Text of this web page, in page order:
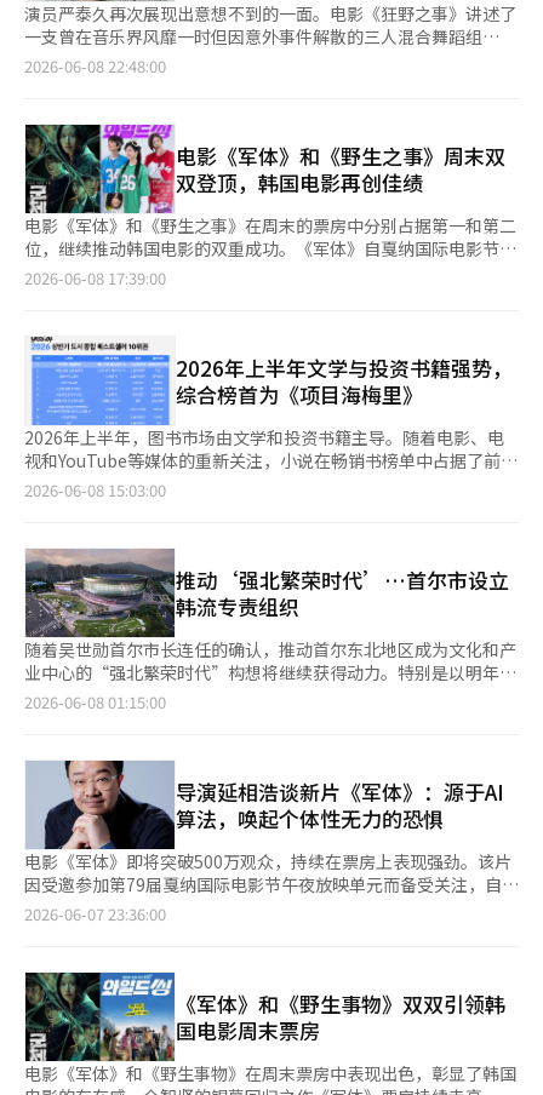
演员严泰久再次展现出意想不到的一面。电影《狂野之事》讲述了
一支曾在音乐界风靡一时但因意外事件解散的三人混合舞蹈组
合“三角形”在20年后重返舞台的喜剧故事。严泰久饰演了梦想成
《唐人街》等黑色电影中以强烈的形象深植人心，而在这部作品
中，他则通过激烈的说唱、偶像表演和不惜一切的喜剧演技展现了
陌生而又令人惊喜的转变。“剧本非常有趣。即使我不参与，这个
剧本也会非常有趣。导演也非常好。因为强东元前辈被选为现宇的
角色，我也想和他一起合作。我想挑战自己，并且想好好消化这个
角色，所以我努力准备了，包括说唱和舞蹈。”准备时间接近5个
月。在拍摄前就开始了说唱和舞蹈的练习，每当拍摄中有空档时，
就会去练习室。由于觉得电影公司提供的准备过程不够，他想要更
摄中有空档时，我就去练习说唱和舞蹈。我想更加努力，所以比电
影公司准备的内容多做了一些，因为我觉得不够。”尚久是“三角
形”的主说唱歌手，但讽刺的是，他并不是一个说唱非常出色的
人。严泰久反而将这一点视为与角色的契合之处。他努力想要做
好，但总是显得有些笨拙。他认为这种不协调感造就了尚久的幽默
和感伤。“在说唱方面，我几乎完全依赖老师。老师让我怎么做我
就怎么做。尚久这个角色并不是一个说唱非常出色的人。在5个月
的时间里，我真的很努力，虽然不可能做到非常好，但我觉得这与
好的感觉。”他从发声到节奏感、手势等逐一学习。起初感到生
疏，但不知不觉中发现自己在模仿老师的语气和手势。由于训练没
有明确的结束时间，他只能不断尝试。“发声练习是从如何发声开
始的，和老师一起做。节奏感起初也很生疏，但我努力去做。后来
在和老师们交流时，发现老师们有自己特有的手势和语气。我不知
不觉中开始模仿，感觉自然流露出来时很开心。因为没有明确的终
点，所以我只能不断努力。”尚久的舞台在现场也有即兴变化。随
着服装和假发的加入，角色的可爱面得以展现，严泰久不得不突然
有人说尚久如果更可爱就更好。但因为没有练习过，所以当说要拍
摄时，我感到非常恐慌。一个从未做过那种表情的人突然这样做会
显得很奇怪。所以我心里想着‘如果不可爱，那就宁愿死去’。我
做了我能做的所有可爱的动作，似乎就是眨眼。没有准备过的动
作，都是从某个地方看到的。”在舞台上，所需的不是尴尬，而是
必须完成的心态。严泰久认为，面对镜头和情境时，必须尽力而
为。他认为，为了不让这一切显得勉强，之前的准备是必要
能显得勉强。因为之前准备了很多，所以我想让它自然流露。就像
小时候洗完澡后自由玩耍一样，想要尝试那种感觉。当然，这个过
程并不简单。”与强东元、朴志贤的默契也是作品的重要组成部
分。严泰久回忆道，尽管对话不多，但现场的默契感很好。他表
示，喜剧中的笑点往往是由于与其他演员的节奏所致。“虽然对话
2026-06-08 22:48:00
电影《军体》和《野生之事》周末双
双登顶，韩国电影再创佳绩
电影《军体》和《野生之事》在周末的票房中分别占据第一和第二
位，继续推动韩国电影的双重成功。《军体》自戛纳国际电影节邀
请后，国内票房也持续走高，观众人数即将突破500万，而由姜东
周末三天内吸引了603,876名观众，稳居周末票房榜首。其累计观
众人数已达到4,727,528，距离500万大关仅一步之遥。《军体》
讲述了一场神秘感染事件导致的封闭大楼内，幸存者们与不断进化
的感染者之间的斗争。这部由延尚昊导演的新作，继《釜山行》和
《半岛》后继续扩展了丧尸题材，主演包括全智贤、具教焕、池昌
旭、申贤彬、金信禄和高洙等。在上映前，《军体》就受到了海外
电影界的广泛关注。该片受邀参加第79届戛纳国际电影节的午夜放
映单元，率先与全球观众见面。自戛纳邀请后，影片在国内的放映
《野生之事》则位列第二。该片于3日上映，在同一时期吸引了
321,190名观众，累计观众人数达543,724。尽管面临《后室》、
《迈克尔》和《曼达洛人》等外片的竞争，但《野生之事》与《军
体》一起在票房榜上保持了韩国电影的存在感。《野生之事》是一
部喜剧电影，讲述了曾风靡乐坛但因意外事件而解散的三人混合舞
蹈组合“三角”在20年后重新寻求机会的故事。姜东元、严泰久和
朴志贤分别饰演“三角”成员，吴政世和申河均等人也参与了演
出。作为影院的黑马，《野生之事》凭借2000年代的音乐感、喜
意度高达93%，实际观众评分也相对稳定。在网上，影片中的抒情
歌曲《我喜欢你》挑战活动正在传播，进一步提升了影片的热度。
在外片中，《后室》在同一时期吸引了199,822名观众，累计观众
人数为799,641。《后室》讲述了在黄色墙壁和无尽荧光灯下，克
拉克和梅丽面临无法解释的事件的故事。《后室》通过短视频和网
络迷因在以Z世代为主的观众中引发了口碑，韩国作为全球首个上
映国家的身份也助力了观众认证、模仿和解读内容的传播。社交媒
体和视频平台上，影片内外的热议持续发酵，逐渐成为外片惊悚片
在类型和风格上有所不同，但都在观众反响的基础上持续发力，吸
引了影院内外的关注。※ 本报道经人工智能（AI）系统翻译与编
辑。
2026-06-08 17:39:00
2026年上半年文学与投资书籍强势，
综合榜首为《项目海梅里》
2026年上半年，图书市场由文学和投资书籍主导。随着电影、电
视和YouTube等媒体的重新关注，小说在畅销书榜单中占据了前
列，而受益于股市活跃的投资书籍也持续受到欢迎。 根据Yes24的
该书的销量较去年同期增长了约58倍（5731.7%）。自2014年
《窗外逃跑的百岁老人》之后，海外小说再次登上Yes24综合榜
首，时隔12年。 从类别来看，小说的强势表现尤为明显。在综合
前十名中，《项目海梅里》（第1名）、《歌德说了一切》（第2
名）、《我说再见了》（第3名）、《柚子桃子俱乐部》（第9名）
和《矛盾》（第10名）等五本小说证明了文学的强势。国内外文学
作品均受到了读者的青睐。 尤其是受到年轻读者喜爱的作品进入
了畅销书行列。歌手兼作家韩露罗的《柚子桃子俱乐部》在20岁读
连续实现销量增长，今年上半年综合排名第10，且2030年代的购
买比例达到41.4%。 股市的活跃也对图书销售产生了影响。随着
KOSPI指数创下历史新高，投资热情持续，《为进步而投资股票》
排名综合第5。 在其他领域，社会问题也影响了销售。2022年出版
的已故前总理李海瓒的《李海瓒回忆录》在其去世后销量较去年同
期激增约1600倍，排名综合第4，社会政治领域第1。※ 本报道经
人工智能（AI）系统翻译与编辑。
2026-06-08 15:03:00
推动‘强北繁荣时代’…首尔市设立
韩流专责组织
随着吴世勋首尔市长连任的确认，推动首尔东北地区成为文化和产
业中心的“强北繁荣时代”构想将继续获得动力。特别是以明年上
半年开馆为目标的首尔竞技场，将加快创东·上溪地区的开发项目
中包含设立专责组织，负责首尔竞技场的运营管理及韩流产业的培
育等工作。 根据修订案，首尔市经济事务局创造产业科将负责首
尔竞技场的运营管理、周边活化、韩流产业的培育与支持等工作。
首尔竞技场是位于首尔道峰区创东站附近，约5万平方米的土地上
建设的国内首个以K-pop为中心的综合文化设施。它将包括约1万
8269个座位的大型音乐专用演出场馆、中型演出场馆（可容纳最
多7000人）、电影院和商业设施，最多可同时接待2万8000人。
首尔市在2022年与Kakao签署了实施协议，成立了特殊目的公司
元，目标是在明年上半年开馆。 市政府预计，首尔竞技场开馆后
将吸引250万名观众，促进演出和文化产业的就业机会，并推动创
东·上溪地区的经济发展。 首尔市在4月还发布了以首尔竞技场为
中心，推动创东地区成为全球文化中心和娱乐产业集聚地的“K-娱
乐城，创东”构想。创东将作为文化和创造产业的中心，而上溪则
计划围绕将迁移的创东车辆基地建设的首尔数字生物城市(S-DBC)
2026-06-08 01:15:00
导演延相浩谈新片《军体》：源于AI
算法，唤起个体性无力的恐惧
电影《军体》即将突破500万观众，持续在票房上表现强劲。该片
因受邀参加第79届戛纳国际电影节午夜放映单元而备受关注，自上
映以来，观众的选择使其热度不断上升。导演延相浩通过《釜山
注已延续至影院，《军体》展现了延相浩导演的类型感依然保持着
现代性。“一开始并不是说要做僵尸片。与崔圭锡作家讨论了很多
主题性的话题。我们也谈到了AI算法，以及在制作《地狱》时未解
的课题。在这个过程中，我开始思考在集体性中，什么是我们现在
感到恐惧的。普遍思维的共识有时会让个体性变得非常无力。虽然
2026-06-07 23:36:00
《军体》和《野生事物》双双引领韩
国电影周末票房
电影《军体》和《野生事物》在周末票房中表现出色，彰显了韩国